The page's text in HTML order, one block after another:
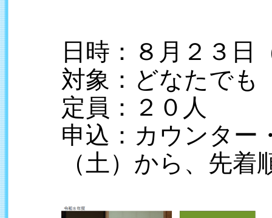
日時：８月２３日
対象：どなたでも
定員：２０人
申込：カウンター
（土）から、先着